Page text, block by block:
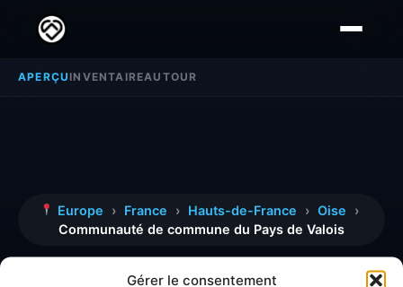
Gérer le consentement
APERÇUINVENTAIREAUTOUR
Europe › France › Hauts-de-France › Oise
›
Communauté de commune du Pays de Valois